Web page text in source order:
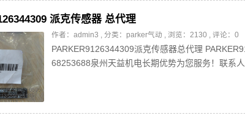
派克传感器 总代理
作者：admin3 , 分类： parker气动 , 浏览：2130 , 评论：0
PARKER9126344309派克传感器总代理
68253688泉州天益机电长期优势为您服务！联系